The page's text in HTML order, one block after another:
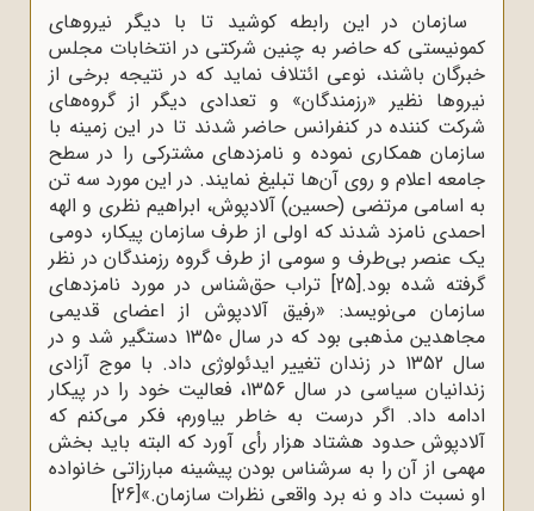
سازمان در این رابطه کوشید تا با دیگر نیروهای
کمونیستی که حاضر به چنین شرکتی در انتخابات مجلس
خبرگان باشند، نوعی ائتلاف نماید که در نتیجه برخی از
نیروها نظیر «رزمندگان» و تعدادی دیگر از گروه‌های
شرکت‌ کننده در کنفرانس حاضر شدند تا در این زمینه با
سازمان همکاری نموده و نامزدهای مشترکی را در سطح
جامعه اعلام و روی آن‌ها تبلیغ نمایند. در این مورد سه تن
به اسامی مرتضی (حسین) آلادپوش، ابراهیم نظری و الهه
احمدی نامزد شدند که اولی از طرف سازمان پیکار، دومی
یک عنصر بی‌طرف و سومی از طرف گروه رزمندگان در نظر
گرفته شده بود.[25]
تراب حق‌شناس در مورد نامزدهای
سازمان می‌نویسد: «رفیق آلادپوش از اعضای قدیمی
مجاهدین مذهبی بود که در سال 1350 دستگیر شد و در
سال 1352 در زندان تغییر ایدئولوژی داد. با موج آزادی
زندانیان سیاسی در سال 1356، فعالیت خود را در پیکار
ادامه داد. اگر درست به خاطر بیاورم، فکر می‌کنم که
آلادپوش حدود هشتاد هزار رأی آورد که البته باید بخش
مهمی از آن را به سرشناس بودن پیشینه مبارزاتی خانواده
او نسبت داد و نه برد واقعی نظرات سازمان.»[26]